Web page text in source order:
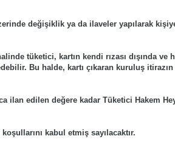
değişiklik ya da ilaveler yapılarak
tüketici, kartın kendi rızası dışında ve
Bu halde, kartı çıkaran kuruluş
ilan edilen değere kadar Tüketici Hakem
kabul etmiş sayılacaktır.